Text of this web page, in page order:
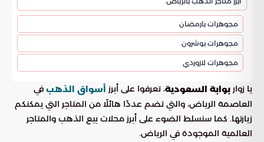
مجوهرات بارمضان
مجوهرات بوشرون
مجوهرات لازوردي
يا زوار بوابة السعودية، تعرفوا على أبرز أسواق الذهب في
العاصمة الرياض، والتي تضم عددًا هائلًا من المتاجر التي يمكنكم
زيارتها. كما سنسلط الضوء على أبرز محلات بيع الذهب والمتاجر
العالمية الموجودة في الرياض.